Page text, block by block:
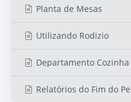
Planta de Mesas
Utilizando Rodizio
Departamento Cozinha
Relatórios do Fim do